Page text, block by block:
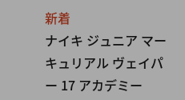
新着
ナイキ ジュニア マー
キュリアル ヴェイパ
ー 17 アカデミー